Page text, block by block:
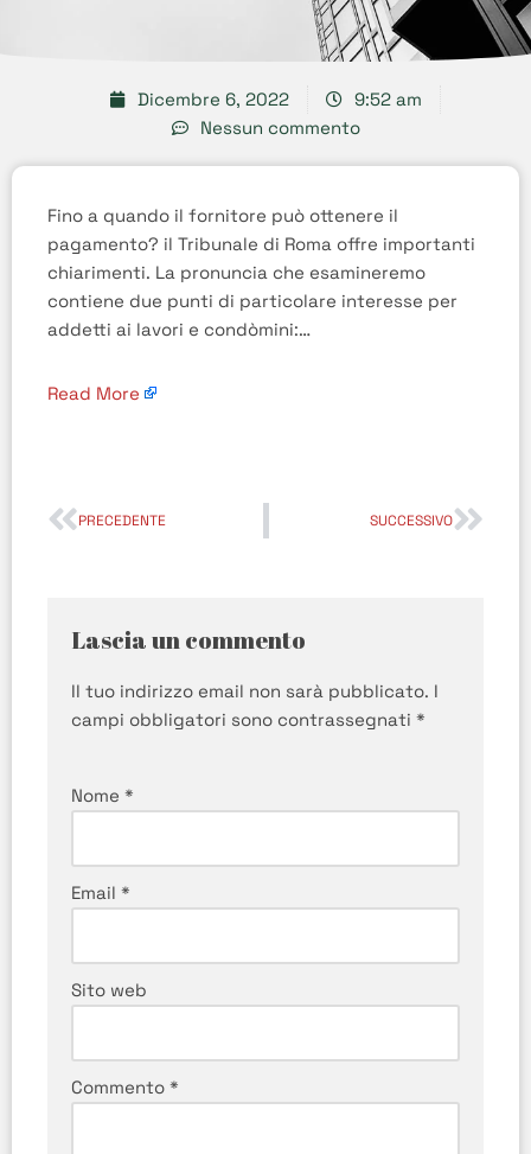
Dicembre 6, 2022
9:52 am
Nessun commento
Fino a quando il fornitore può ottenere il
pagamento? il Tribunale di Roma offre importanti
chiarimenti. La pronuncia che esamineremo
contiene due punti di particolare interesse per
addetti ai lavori e condòmini:…
Read More
PRECEDENTE SUCCESSIVO
Lascia un commento
Il tuo indirizzo email non sarà pubblicato. I
campi obbligatori sono contrassegnati *
Nome *
Email *
Sito web
Commento *